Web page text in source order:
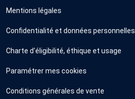
Mentions légales
Confidentialité et données personnelles
Charte d'éligibilité, éthique et usage
Paramétrer mes cookies
Conditions générales de vente